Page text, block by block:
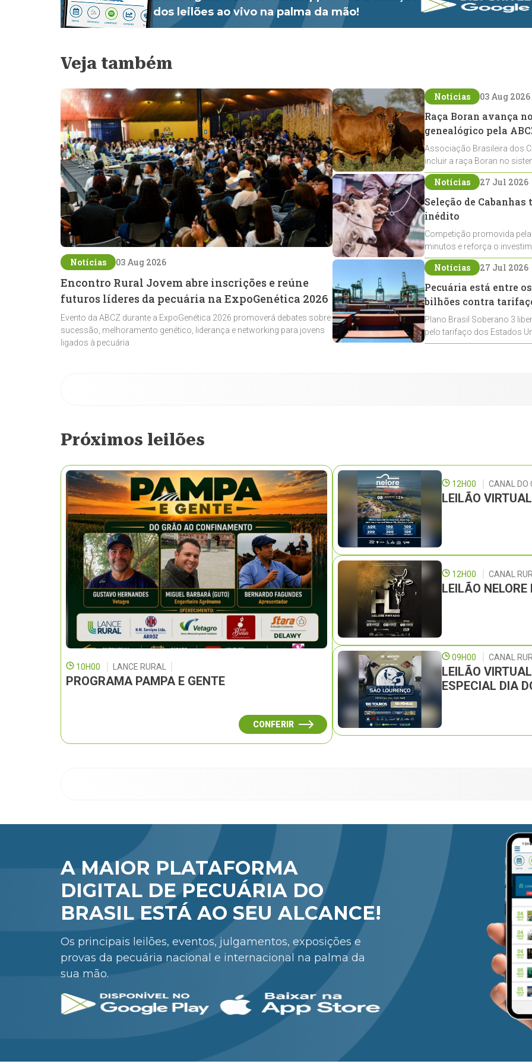
dos leilões ao vivo na palma da mão!
Veja também
Notícias 03 Aug 2026
Encontro Rural Jovem abre inscrições e reúne
futuros líderes da pecuária na ExpoGenética 2026
Evento da ABCZ durante a ExpoGenética 2026 promoverá debates sobre
sucessão, melhoramento genético, liderança e networking para jovens
ligados à pecuária
Notícias 03 Aug 2026
Raça Boran avança
genealógico pela
Associação Brasileira dos
incluir a raça Boran no
expansão na pecuária
Notícias 27 Jul 2026
Seleção de
inédito
Competição promovida
minutos e reforça o
Crioulos voltados ao laço
Notícias 27 Jul 2026
Pecuária está entre
bilhões contra
Plano Brasil Soberano 3
pelo tarifaço dos Estados
contemplados
Próximos leilões
10H00 LANCE RURAL
PROGRAMA PAMPA E GENTE
CONFERIR
12H00 CANAL DO
LEILÃO
12H00 CANAL
LEILÃO
09H00 CANAL
LEILÃO
ESPECIAL DIA
A MAIOR PLATAFORMA
DIGITAL DE PECUÁRIA DO
BRASIL ESTÁ AO SEU ALCANCE!
Os principais leilões, eventos, julgamentos, exposições e
provas da pecuária nacional e internacional na palma da
sua mão.